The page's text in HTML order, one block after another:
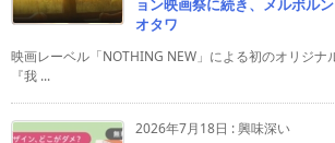
ョン映画祭に続き、メルボル
オタワ
映画レーベル「NOTHING NEW」による初のオリジナ
『我 ...
2026年7月18日 :興味深い